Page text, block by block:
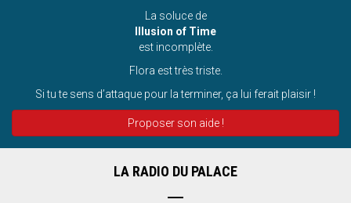
La soluce de
Illusion of Time
est incomplète.
Flora est très triste.
Si tu te sens d’attaque pour la terminer, ça lui ferait plaisir !
Proposer son aide !
LA RADIO DU PALACE